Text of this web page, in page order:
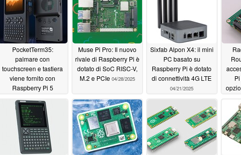
PocketTerm35:
palmare con
touchscreen e tastiera
viene fornito con
Raspberry Pi 5
04/13/2026
Muse Pi Pro: Il nuovo
rivale di Raspberry Pi è
dotato di SoC RISC-V,
M.2 e PCIe 04/28/2025
Sixfab Alpon X4: il mini
PC basato su
Raspberry Pi è dotato
di connettività 4G LTE
04/21/2025